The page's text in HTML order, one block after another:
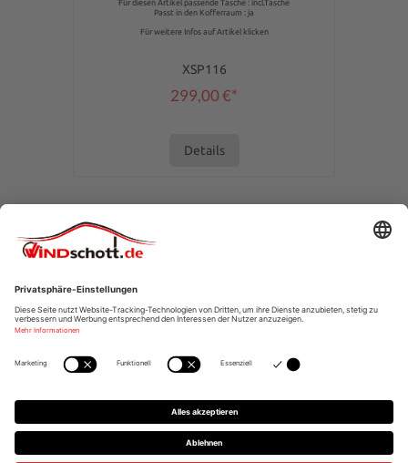
Für diesen Artikel passende Tasche : incl.Tasche
Passt in den Kofferraum : ja
Für weitere Infos auf Artikel klicken
XSP116
299,00 €*
Details
SERVICE-HOTLINE
INFORMATIONEN
* Alle Preise inkl. gesetzl. Mehrwertsteuer zzgl.